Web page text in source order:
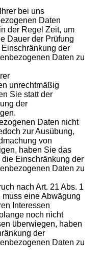
bei uns
Daten
der Regel Zeit, um
Dauer der Prüfung
der
Daten zu
unrechtmäßig
Sie statt der
der
Daten nicht
zur Ausübung,
von
haben Sie das
die Einschränkung der
Daten zu
nach Art. 21 Abs. 1
eine Abwägung
Interessen
noch nicht
überwiegen, haben
der
Daten zu